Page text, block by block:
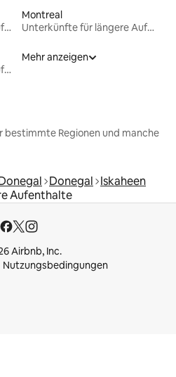
Unterkünfte für längere Aufenthalte
Montreal
Unterkünfte für längere Aufenthalte
Unterkünfte für längere Aufenthalte
Mehr anzeigen
bestimmte Regionen und manche
Donegal Iskaheen
Aufenthalte
Airbnb, Inc.
Nutzungsbedingungen